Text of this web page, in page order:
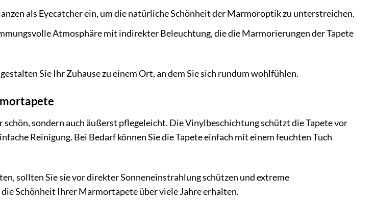
als Eyecatcher ein, um die natürliche Schönheit der Marmoroptik zu unterstreichen.
Atmosphäre mit indirekter Beleuchtung, die die Marmorierungen der Tapete
Sie Ihr Zuhause zu einem Ort, an dem Sie sich rundum wohlfühlen.
sondern auch äußerst pflegeleicht. Die Vinylbeschichtung schützt die Tapete vor
Reinigung. Bei Bedarf können Sie die Tapete einfach mit einem feuchten Tuch
sollten Sie sie vor direkter Sonneneinstrahlung schützen und extreme
Schönheit Ihrer Marmortapete über viele Jahre erhalten.